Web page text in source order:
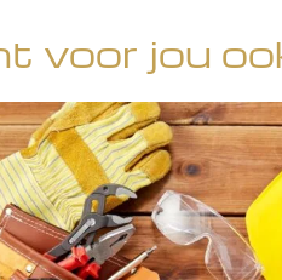
voor jou